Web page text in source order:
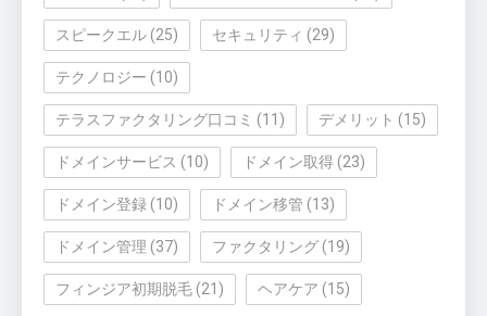
スピークエル (25) セキュリティ (29)
テクノロジー (10)
テラスファクタリング口コミ (11) デメリット (15)
ドメインサービス (10) ドメイン取得 (23)
ドメイン登録 (10) ドメイン移管 (13)
ドメイン管理 (37) ファクタリング (19)
フィンジア初期脱毛 (21) ヘアケア (15)